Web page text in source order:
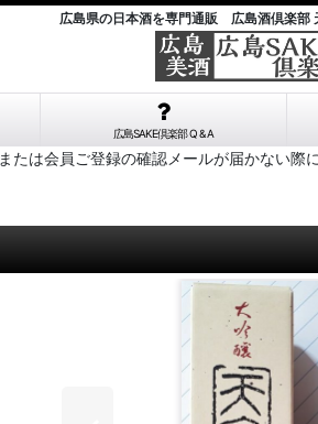
広島県の日本酒を専門通販 広島酒倶楽部
広島SAKE倶楽部 Q & A
たは会員ご登録の確認メールが届かない際